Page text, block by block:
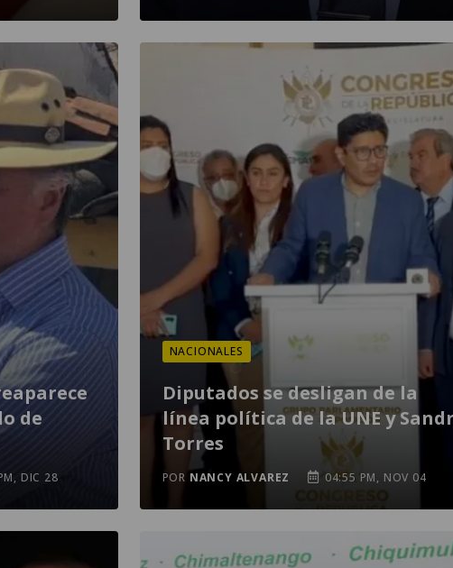
de
DIC 28
NACIONALES
Diputados se desligan de la
línea política de la UNE y
Torres
POR NANCY ALVAREZ 04:55 PM, NOV 04